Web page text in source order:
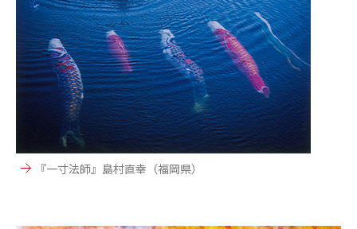
『一寸法師』島村直幸（福岡県）